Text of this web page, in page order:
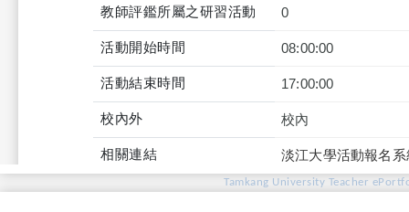
教師評鑑所屬之研習活動 0
活動開始時間 08:00:00
活動結束時間 17:00:00
校內外 校內
相關連結 淡江大學活動報名
Tamkang University Teacher